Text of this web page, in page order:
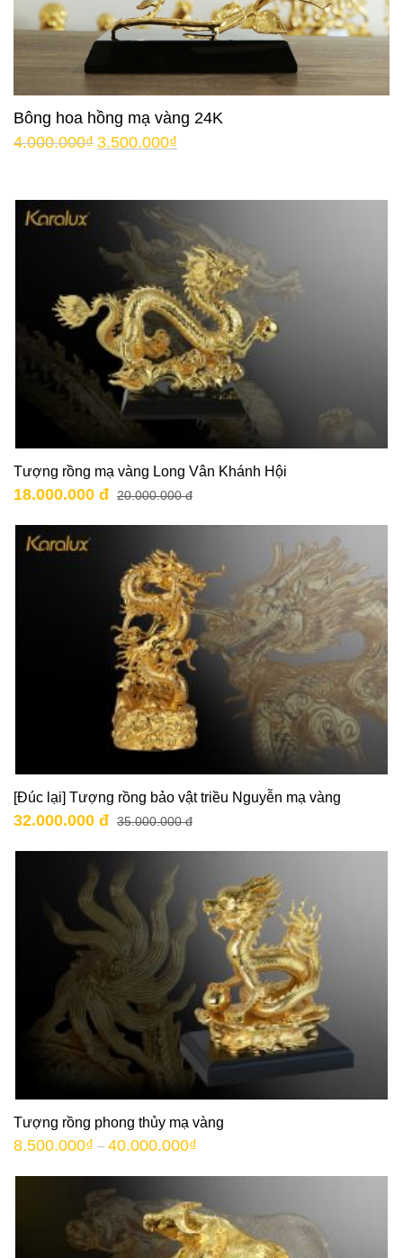
Bông hoa hồng mạ vàng 24K
4.000.000₫ 3.500.000₫
Tượng rồng mạ vàng Long Vân Khánh Hội
18.000.000 đ 20.000.000 đ
[Đúc lại] Tượng rồng bảo vật triều Nguyễn mạ vàng
32.000.000 đ 35.000.000 đ
Tượng rồng phong thủy mạ vàng
8.500.000₫ – 40.000.000₫